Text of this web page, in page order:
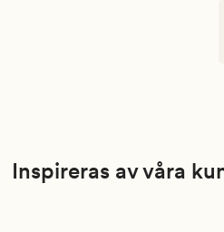
Inspireras av våra